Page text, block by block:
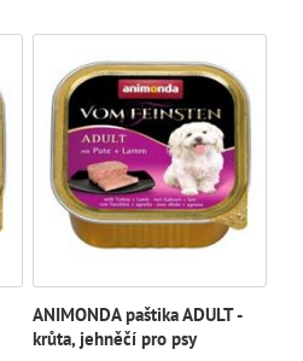
ANIMONDA paštika ADULT -
krůta, jehněčí pro psy